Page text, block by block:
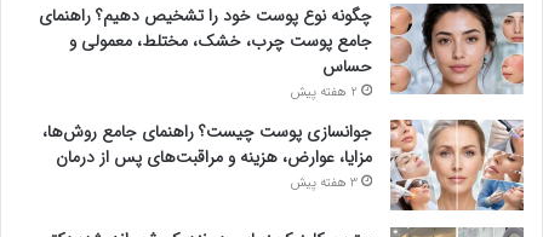
چگونه نوع پوست خود را تشخیص دهیم؟ راهنمای
جامع پوست چرب، خشک، مختلط، معمولی و
حساس
2 هفته پیش
جوانسازی پوست چیست؟ راهنمای جامع روش‌ها،
مزایا، عوارض، هزینه و مراقبت‌های پس از درمان
3 هفته پیش